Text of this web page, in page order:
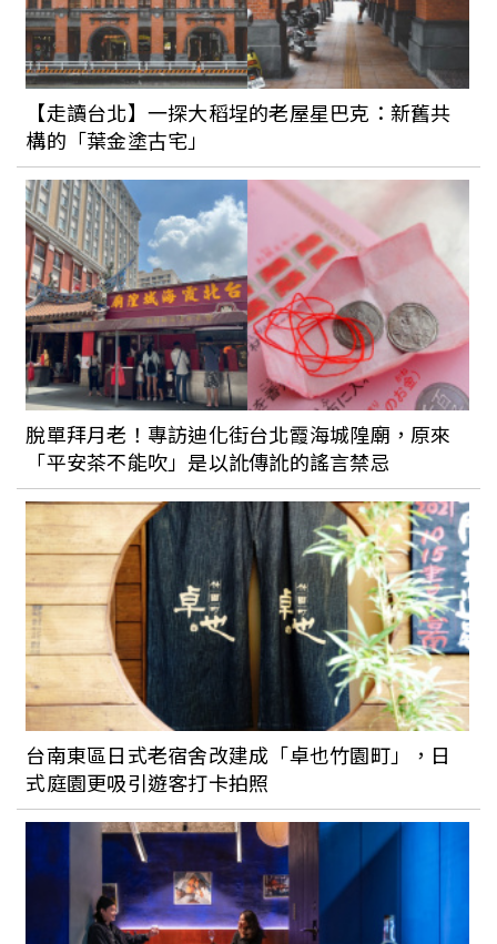
就要激發你的少女心！新竹兩天一夜網美
級行程等你來打卡，馬上準備好相機出發
去！
過年就到高雄走春吧！客家藝術、迷人花
海、在地秘境一次收藏，讓你美照拍不
完！
【走讀台北】一探大稻埕的老屋星巴克：新舊共
構的「葉金塗古宅」
脫單拜月老！專訪迪化街台北霞海城隍廟，原來
「平安茶不能吹」是以訛傳訛的謠言禁忌
台南東區日式老宿舍改建成「卓也竹園町」，日
式庭園更吸引遊客打卡拍照